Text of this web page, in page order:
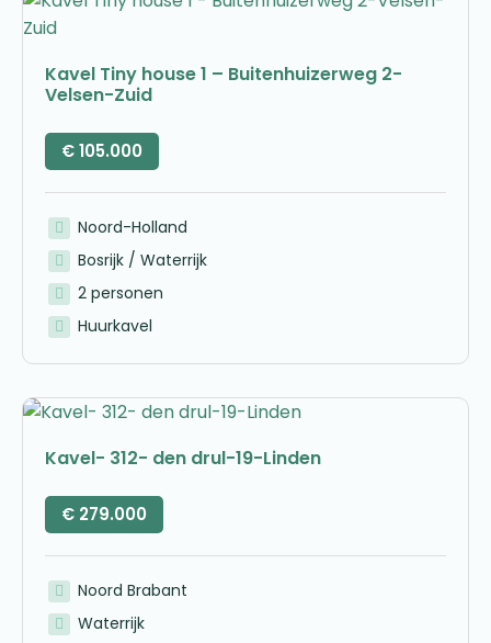
Kavel Tiny house 1 – Buitenhuizerweg 2-
Velsen-Zuid
€105.000
Noord-Holland
Bosrijk / Waterrijk
2 personen
Huurkavel
Kavel- 312- den drul-19-Linden
€ 279.000
Noord Brabant
Waterrijk